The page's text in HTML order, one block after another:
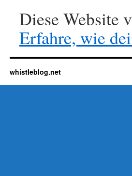
Diese Website
Erfahre, wie
whistleblog.net